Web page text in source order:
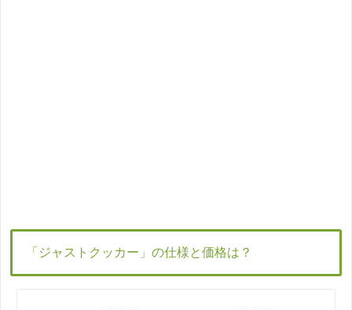
「ジャストクッカー」の仕様と価格は？